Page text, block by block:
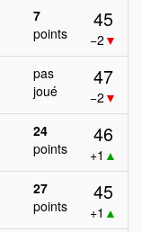
7
points
45
−2 ▼
pas
joué
47
−2 ▼
24
points
46
+1 ▲
27
points
45
+1 ▲